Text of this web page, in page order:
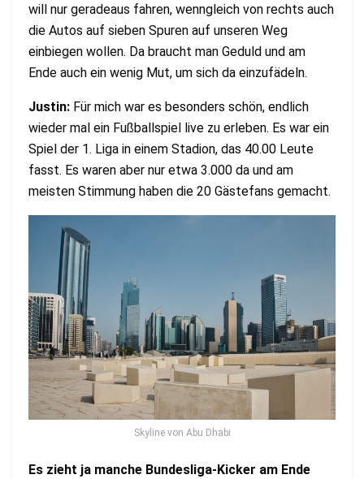
will nur geradeaus fahren, wenngleich von rechts auch
die Autos auf sieben Spuren auf unseren Weg
einbiegen wollen. Da braucht man Geduld und am
Ende auch ein wenig Mut, um sich da einzufädeln.
Justin: Für mich war es besonders schön, endlich
wieder mal ein Fußballspiel live zu erleben. Es war ein
Spiel der 1. Liga in einem Stadion, das 40.00 Leute
fasst. Es waren aber nur etwa 3.000 da und am
meisten Stimmung haben die 20 Gästefans gemacht.
Skyline von Abu Dhabi
Es zieht ja manche Bundesliga-Kicker am Ende